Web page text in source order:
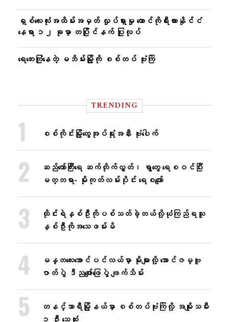
ရှစ်လေးလုံးအထိမ်းအမှတ် လှုပ်ရှားမှု တောင်ကိုရီးယားနိုင်ငံ
နေရာ ၁၂ ခုမှာ တပြိုင်နက် ပြုလုပ်
ရေဘေးကြုံနေတဲ့ မဘိမ်းမြို့ကို စစ်တပ် ဗုံးကြဲ
TRENDING
စစ်ကိုင်းမြို့ထွေအုပ်ရုံးအနီး ဗုံးပေါက်
ဆည်တော်ကြီးရေ ဆက်တိုက်လွှတ်၊ ရွာတွေ ရေစဝင်ပြီး
မတ္တရာ- မိုးကုတ်လမ်းပိုင်း ရေစကျော်
ထိုင်းရဲနှစ်ဦးကိုပစ်သတ်ခဲ့တယ်လို့ယုံကြည်ရသူ
နှစ်ဦးကိုအသေဖမ်းမိ
မန္တလေးအောင်ပင်လယ်မှာ မိုးများလို့ အောင်ဇမ္ဗူ
ဇာတ်ပွဲ ဒီညဖျော်ဖြေပွဲ ဖျက်သိမ်း
တနင်္သာရီမြို့နယ်မှာ စစ်တပ်ဗုံးကြဲလို့ အမျိုးသမီး
၁ ဦး သေဆုံး